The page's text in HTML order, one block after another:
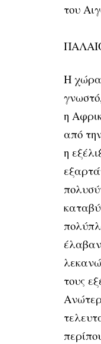
του
Η χώρα
η
από
η
τους